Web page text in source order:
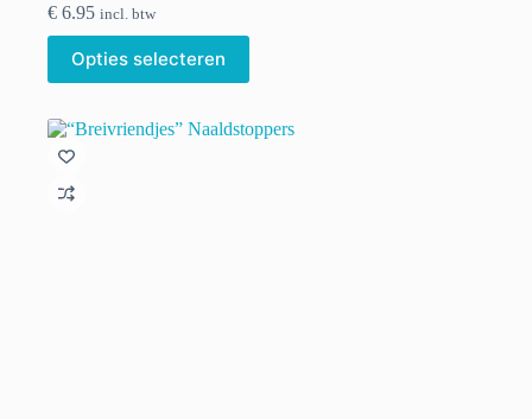
€ 6.95 incl. btw
Opties selecteren
Dit
product
heeft
variaties.
Deze
kan